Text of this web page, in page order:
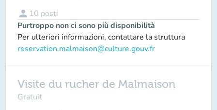
person 10 posti
Purtroppo non ci sono più disponibilità
Per ulteriori informazioni, contattare la struttura
reservation.malmaison@culture.gouv.fr
Visite du rucher de Malmaison
Gratuit